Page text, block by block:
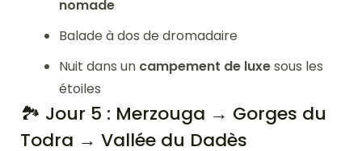
nomade
Balade à dos de dromadaire
Nuit dans un campement de luxesous les
étoiles
🏞️ Jour 5 : Merzouga → Gorges du
Todra → Vallée du Dadès